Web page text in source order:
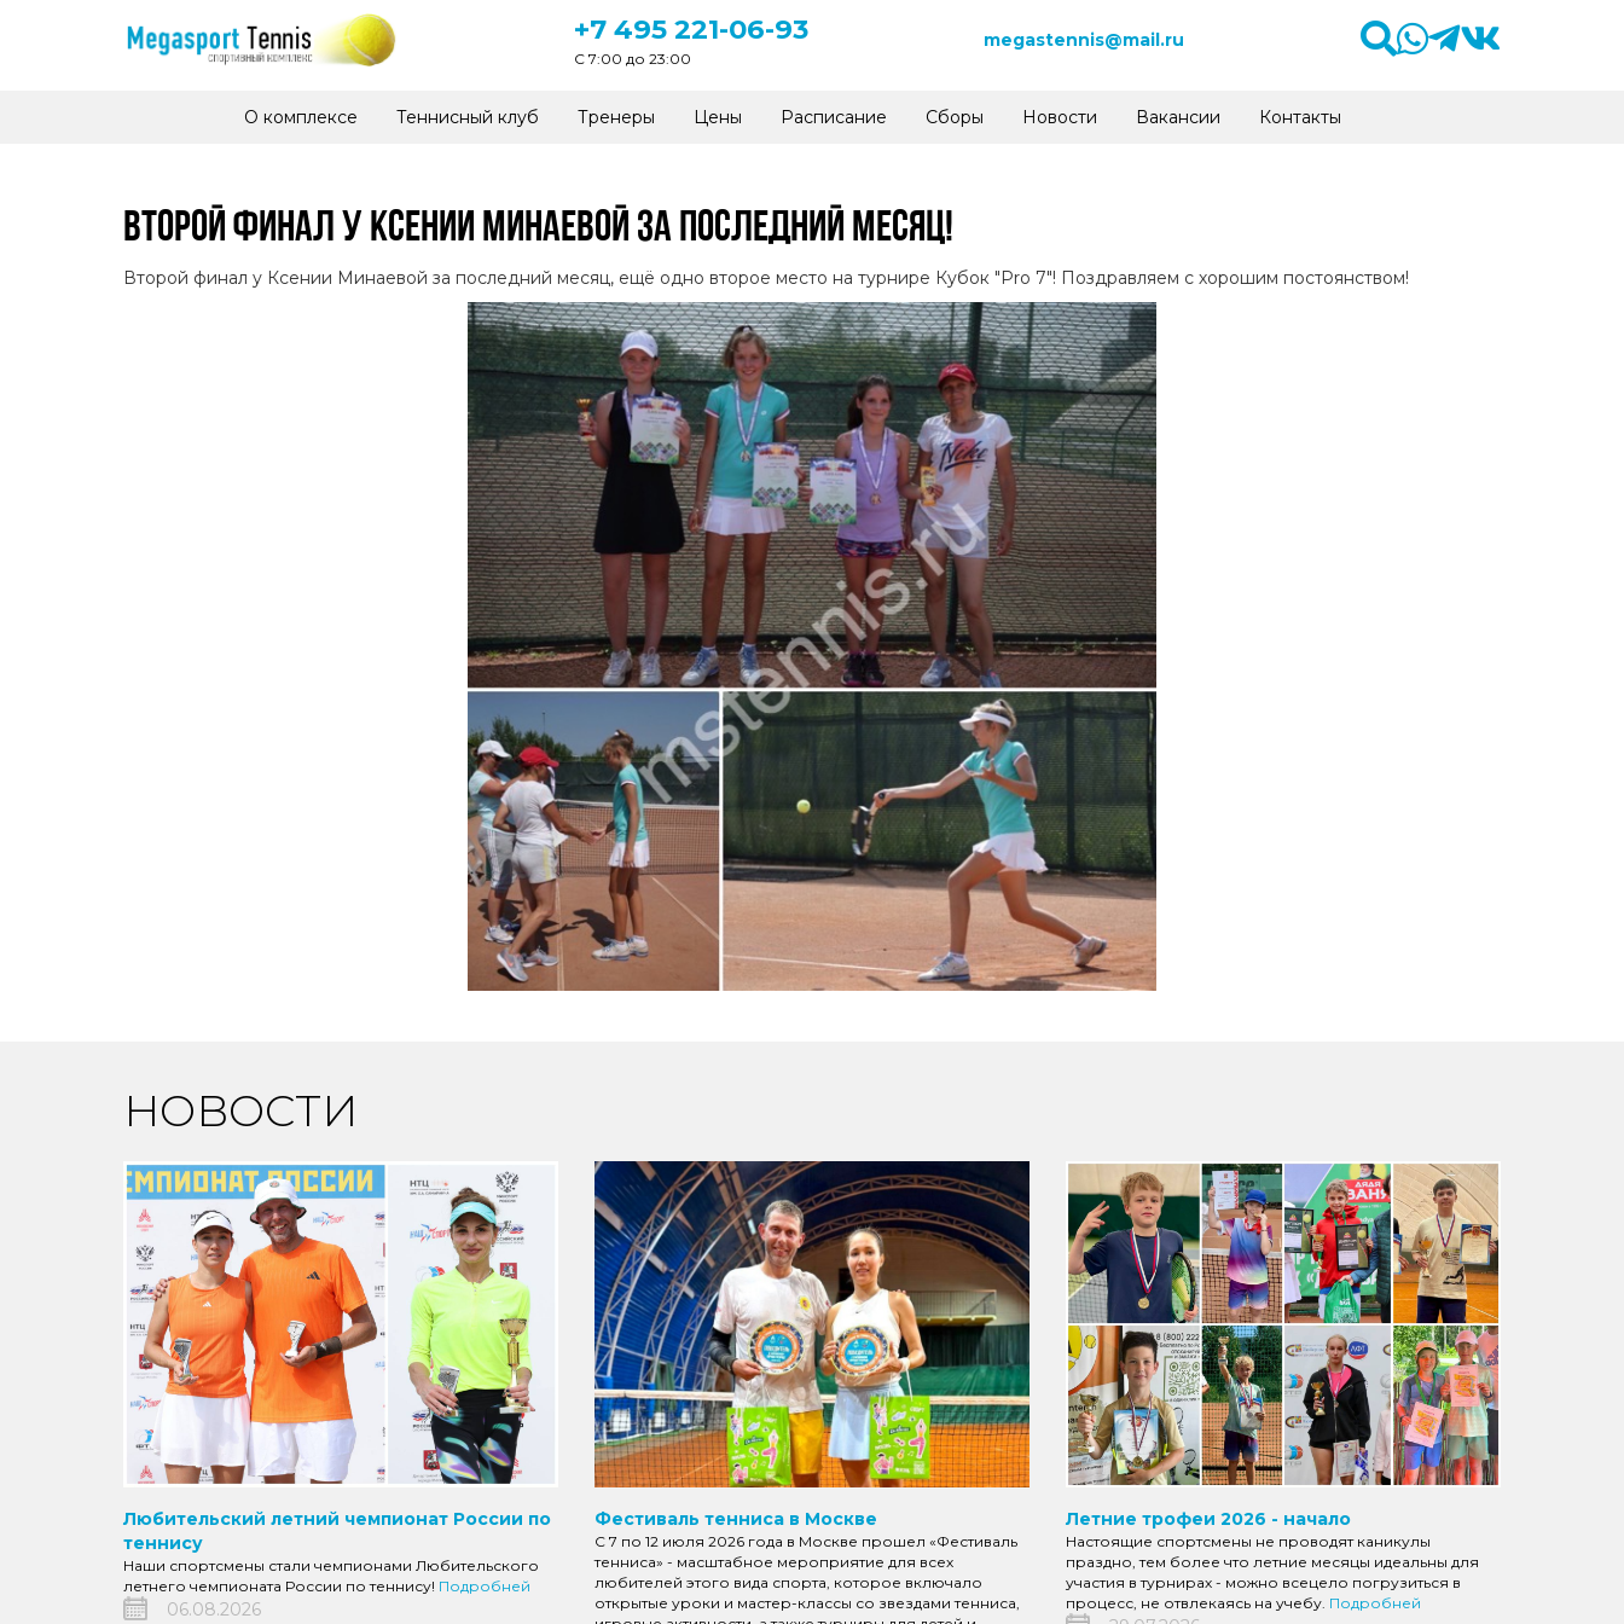
+7 495 221-06-93
C 7:00 до 23:00
megastennis@mail.ru
О комплексе Теннисный клуб Тренеры Цены Расписание Сборы Новости Вакансии Контакты
ВТОРОЙ ФИНАЛ У КСЕНИИ МИНАЕВОЙ ЗА ПОСЛЕДНИЙ МЕСЯЦ!
Второй финал у Ксении Минаевой за последний месяц, ещё одно второе место на турнире Кубок "Pro 7"! Поздравляем с хорошим постоянством!
НОВОСТИ
Любительский летний чемпионат России по
теннису
Наши спортсмены стали чемпионами Любительского
летнего чемпионата России по теннису! Подробней
06.08.2026
Фестиваль тенниса в Москве
С 7 по 12 июля 2026 года в Москве прошел «Фестиваль
тенниса» - масштабное мероприятие для всех
любителей этого вида спорта, которое включало
открытые уроки и мастер-классы со звездами тенниса,
Летние трофеи 2026 - начало
Настоящие спортсмены не проводят каникулы
праздно, тем более что летние месяцы идеальны для
участия в турнирах - можно всецело погрузиться в
процесс, не отвлекаясь на учебу. Подробней